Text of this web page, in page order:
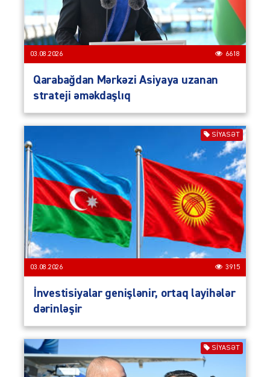
03.08.2026 6618
Qarabağdan Mərkəzi Asiyaya uzanan
strateji əməkdaşlıq
SIYASƏT
03.08.2026 3915
İnvestisiyalar genişlənir, ortaq layihələr
dərinləşir
SIYASƏT